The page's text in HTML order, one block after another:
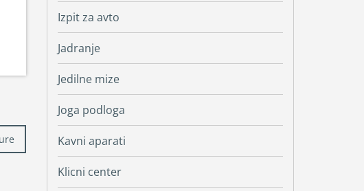
Izpit za avto
Jadranje
Jedilne mize
Joga podloga
Kavni aparati
Klicni center